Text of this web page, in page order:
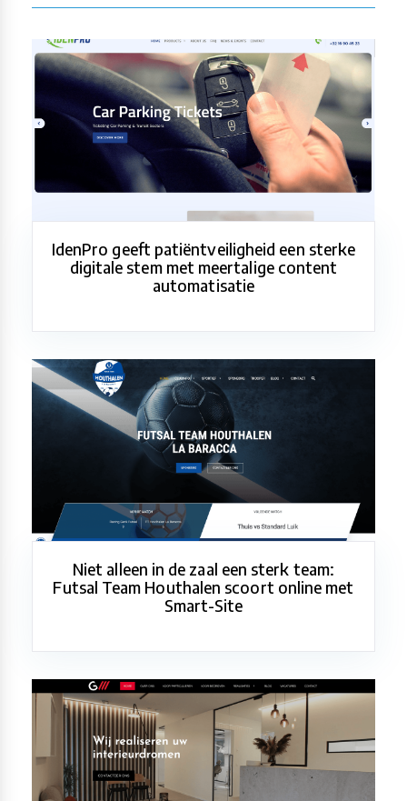
IdenPro geeft patiëntveiligheid een sterke
digitale stem met meertalige content
automatisatie
Niet alleen in de zaal een sterk team:
Futsal Team Houthalen scoort online met
Smart-Site